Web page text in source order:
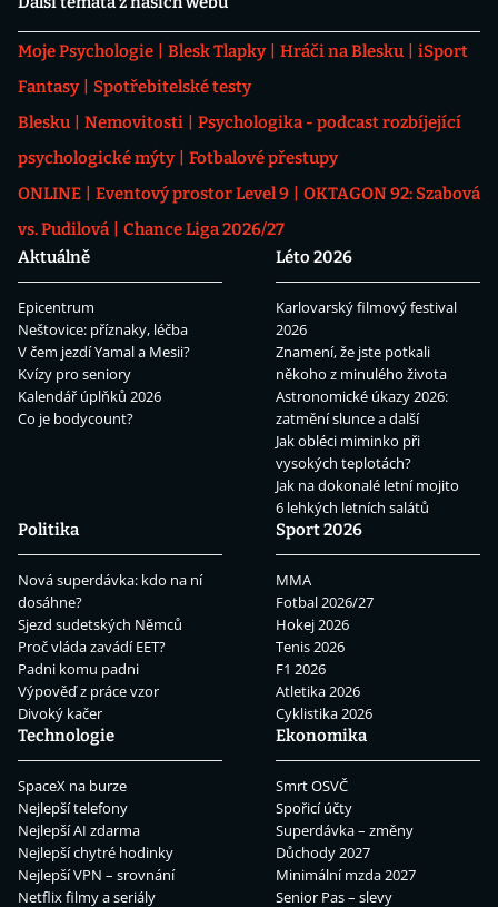
Moje Psychologie Blesk Tlapky Hráči na Blesku
iSport
Fantasy
Spotřebitelské testy
Blesku
Nemovitosti
Psychologika - podcast rozbíjející
psychologické mýty
Fotbalové přestupy
ONLINE
Eventový prostor Level 9
OKTAGON 92: Szabová
vs. Pudilová
Chance Liga 2026/27
Aktuálně
Epicentrum
Neštovice: příznaky, léčba
V čem jezdí Yamal a Mesii?
Kvízy pro seniory
Kalendář úplňků 2026
Co je bodycount?
Léto 2026
Karlovarský filmový festival
2026
Znamení, že jste potkali
někoho z minulého života
Astronomické úkazy 2026:
zatmění slunce a další
Jak obléci miminko při
vysokých teplotách?
Jak na dokonalé letní mojito
6 lehkých letních salátů
Politika
Nová superdávka: kdo na ní
dosáhne?
Sjezd sudetských Němců
Proč vláda zavádí EET?
Padni komu padni
Výpověď z práce vzor
Divoký kačer
Sport 2026
MMA
Fotbal 2026/27
Hokej 2026
Tenis 2026
F1 2026
Atletika 2026
Cyklistika 2026
Technologie
SpaceX na burze
Nejlepší telefony
Nejlepší AI zdarma
Nejlepší chytré hodinky
Nejlepší VPN – srovnání
Netflix filmy a seriály
Ekonomika
Smrt OSVČ
Spořicí účty
Superdávka – změny
Důchody 2027
Minimální mzda 2027
Senior Pas – slevy